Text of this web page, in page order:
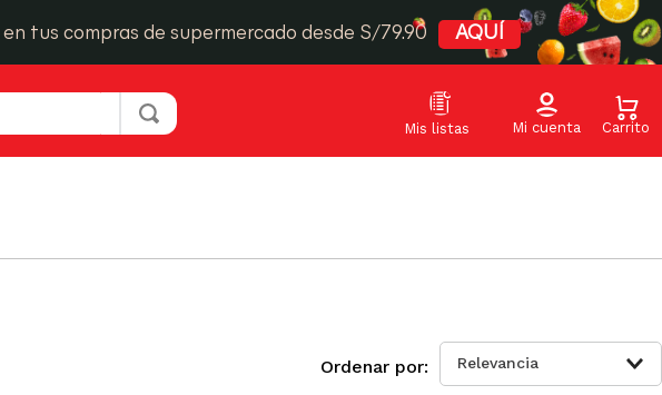
en tus compras de supermercado desde S/79.90 AQUÍ
Relevancia